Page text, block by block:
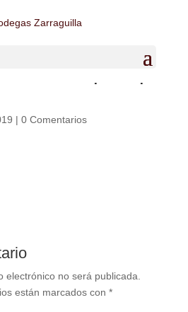
aireador
dino drop stop
| 0 Comentarios
electrónico no será publicada.
están marcados con *